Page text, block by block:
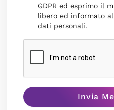
GDPR ed esprimo il
libero ed informato
dati personali.